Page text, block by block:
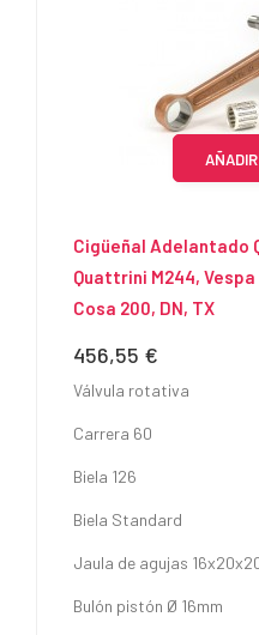
Cigüeñal Adelantado
Quattrini M244, Vespa
Cosa 200, DN, TX
Precio
456,55 €
Válvula rotativa
Carrera 60
Biela 126
Biela Standard
Jaula de agujas
Bulón pistón Ø 16mm